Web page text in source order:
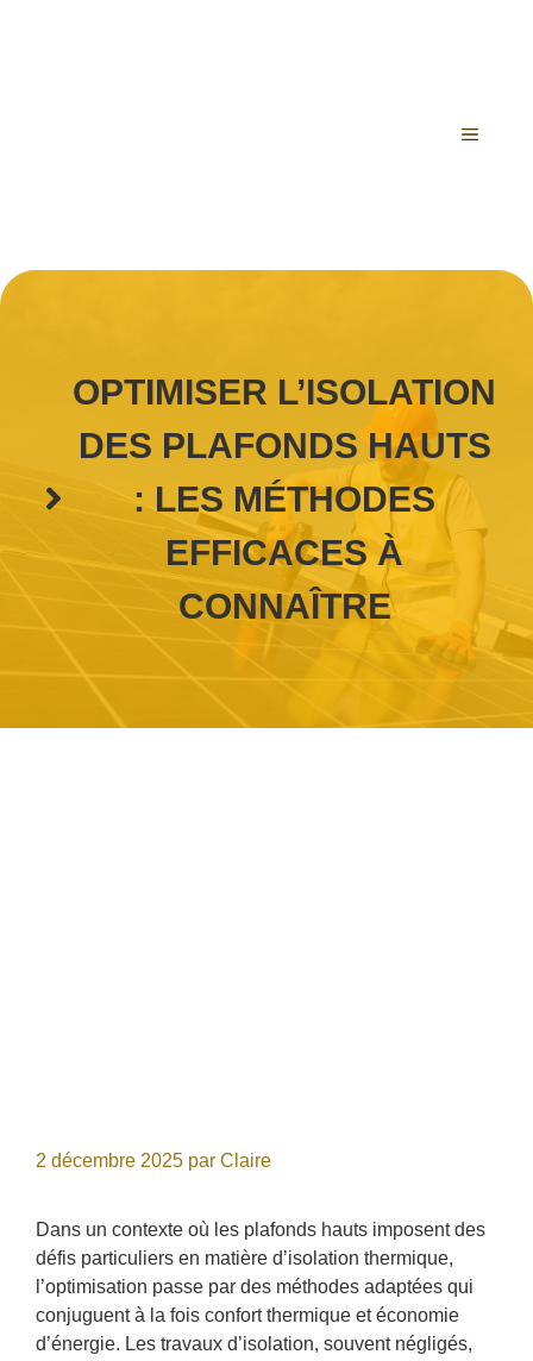
MENU
OPTIMISER L’ISOLATION
DES PLAFONDS HAUTS
: LES MÉTHODES
EFFICACES À
CONNAÎTRE
2 décembre 2025 par Claire
Dans un contexte où les plafonds hauts imposent des
défis particuliers en matière d’isolation thermique,
l’optimisation passe par des méthodes adaptées qui
conjuguent à la fois confort thermique et économie
d’énergie. Les travaux d’isolation, souvent négligés,